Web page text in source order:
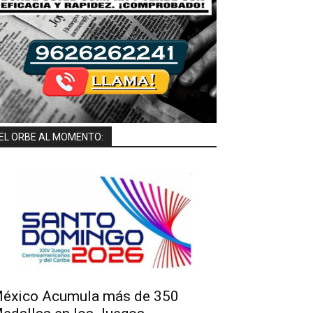
ORBE AL MOMENTO:
Acumula más de 350